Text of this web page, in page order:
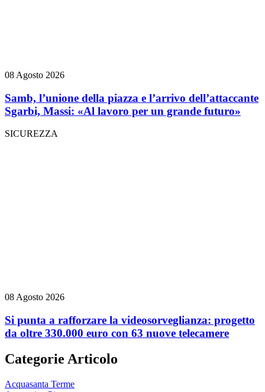
08 Agosto 2026
Samb, l’unione della piazza e l’arrivo dell’attaccante
Sgarbi, Massi: «Al lavoro per un grande futuro»
SICUREZZA
08 Agosto 2026
Si punta a rafforzare la videosorveglianza: progetto
da oltre 330.000 euro con 63 nuove telecamere
Categorie Articolo
Acquasanta Terme